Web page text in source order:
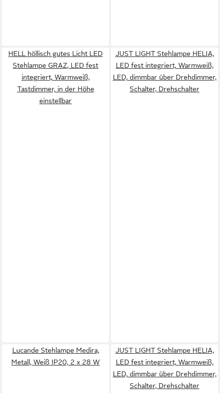
HELL höllisch gutes Licht LED
Stehlampe GRAZ, LED fest
integriert, Warmweiß,
Tastdimmer, in der Höhe
einstellbar
JUST LIGHT Stehlampe HELIA,
LED fest integriert, Warmweiß,
LED, dimmbar über Drehdimmer,
Schalter, Drehschalter
Lucande Stehlampe Medira,
Metall, Weiß IP20, 2 x 28 W
JUST LIGHT Stehlampe HELIA,
LED fest integriert, Warmweiß,
LED, dimmbar über Drehdimmer,
Schalter, Drehschalter